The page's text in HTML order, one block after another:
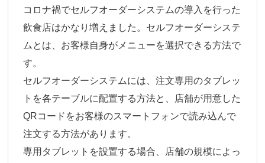
コロナ禍でセルフオーダーシステムの導入を行った
飲食店はかなり増えました。セルフオーダーシステ
ムとは、お客様自身がメニューを選択できる方法で
す。
セルフオーダーシステムには、注文専用のタブレッ
トを各テーブルに配置する方法と、店舗が用意した
QRコードをお客様のスマートフォンで読み込んで
注文する方法があります。
専用タブレットを設置する場合、店舗の規模によっ